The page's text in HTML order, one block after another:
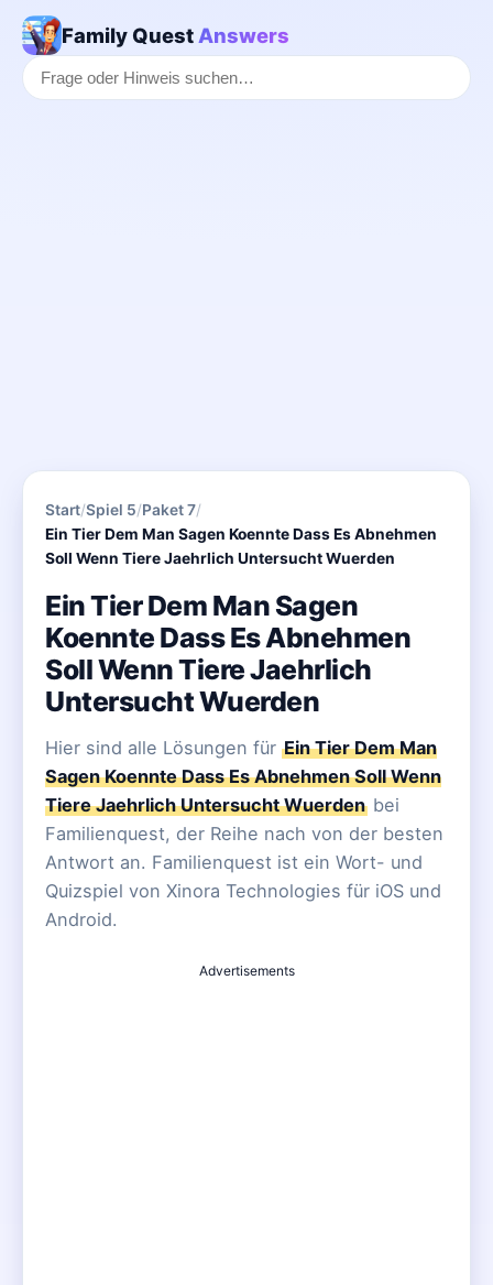
Family Quest Answers
Start/Spiel 5/Paket 7/
Ein Tier Dem Man Sagen Koennte Dass Es Abnehmen
Soll Wenn Tiere Jaehrlich Untersucht Wuerden
Ein Tier Dem Man Sagen
Koennte Dass Es Abnehmen
Soll Wenn Tiere Jaehrlich
Untersucht Wuerden
Hier sind alle Lösungen für Ein Tier Dem Man
Sagen Koennte Dass Es Abnehmen Soll Wenn
Tiere Jaehrlich Untersucht Wuerden bei
Familienquest, der Reihe nach von der besten
Antwort an. Familienquest ist ein Wort- und
Quizspiel von Xinora Technologies für iOS und
Android.
Advertisements